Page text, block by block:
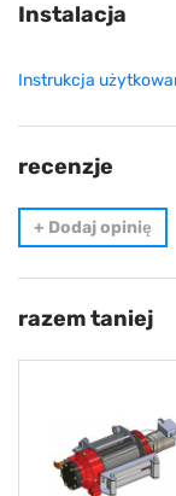
Instalacja
Instrukcja
recenzje
+ Dodaj opinię
razem taniej